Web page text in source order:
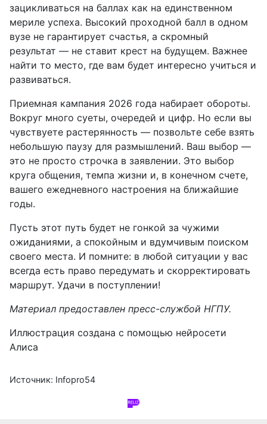
зацикливаться на баллах как на единственном
мериле успеха. Высокий проходной балл в одном
вузе не гарантирует счастья, а скромный
результат — не ставит крест на будущем. Важнее
найти то место, где вам будет интересно учиться и
развиваться.
Приемная кампания 2026 года набирает обороты.
Вокруг много суеты, очередей и цифр. Но если вы
чувствуете растерянность — позвольте себе взять
небольшую паузу для размышлений. Ваш выбор —
это не просто строчка в заявлении. Это выбор
круга общения, темпа жизни и, в конечном счете,
вашего ежедневного настроения на ближайшие
годы.
Пусть этот путь будет не гонкой за чужими
ожиданиями, а спокойным и вдумчивым поиском
своего места. И помните: в любой ситуации у вас
всегда есть право передумать и скорректировать
маршрут. Удачи в поступлении!
Материал предоставлен пресс-службой НГПУ.
Иллюстрация создана с помощью нейросети
Алиса
Источник: Infopro54